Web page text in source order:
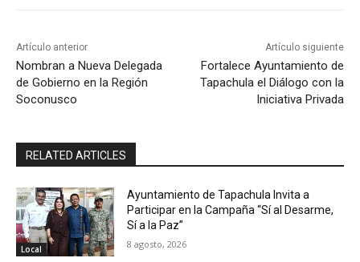
Artículo anterior
Nombran a Nueva Delegada
de Gobierno en la Región
Soconusco
Artículo siguiente
Fortalece Ayuntamiento de
Tapachula el Diálogo con la
Iniciativa Privada
RELATED ARTICLES
Local
Ayuntamiento de Tapachula Invita a
Participar en la Campaña “Sí al Desarme,
Sí a la Paz”
8 agosto, 2026